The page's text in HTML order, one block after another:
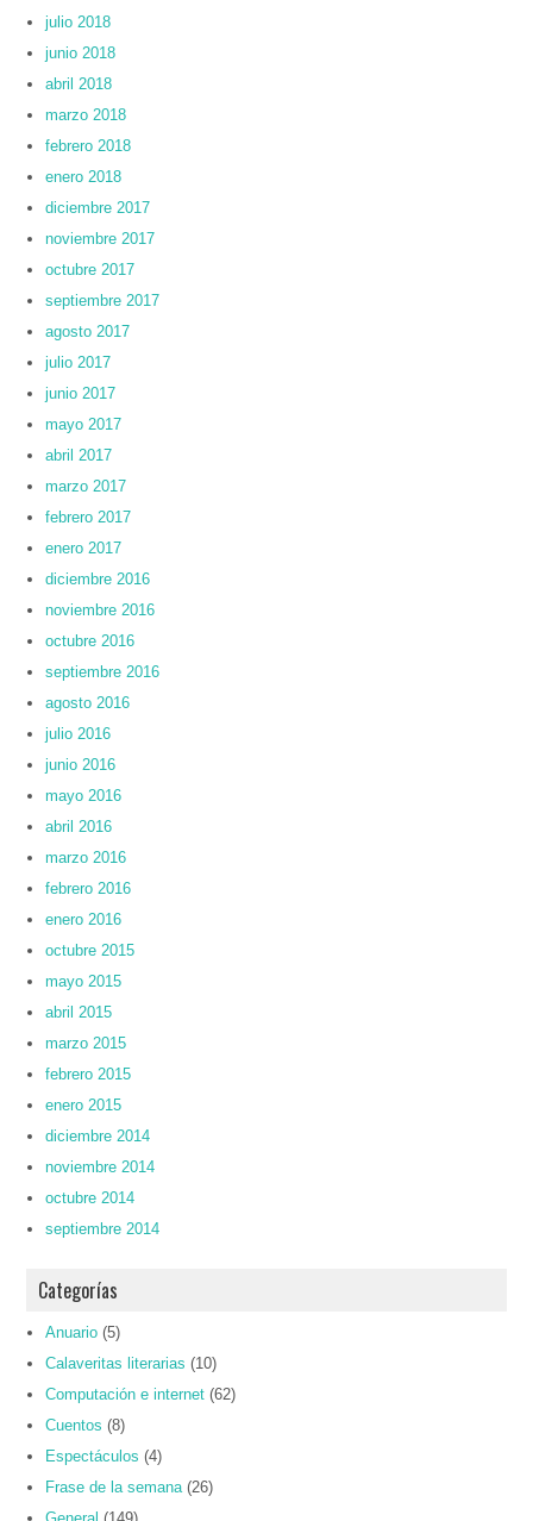
julio 2018
junio 2018
abril 2018
marzo 2018
febrero 2018
enero 2018
diciembre 2017
noviembre 2017
octubre 2017
septiembre 2017
agosto 2017
julio 2017
junio 2017
mayo 2017
abril 2017
marzo 2017
febrero 2017
enero 2017
diciembre 2016
noviembre 2016
octubre 2016
septiembre 2016
agosto 2016
julio 2016
junio 2016
mayo 2016
abril 2016
marzo 2016
febrero 2016
enero 2016
octubre 2015
mayo 2015
abril 2015
marzo 2015
febrero 2015
enero 2015
diciembre 2014
noviembre 2014
octubre 2014
septiembre 2014
Categorías
Anuario (5)
Calaveritas literarias (10)
Computación e internet (62)
Cuentos (8)
Espectáculos (4)
Frase de la semana (26)